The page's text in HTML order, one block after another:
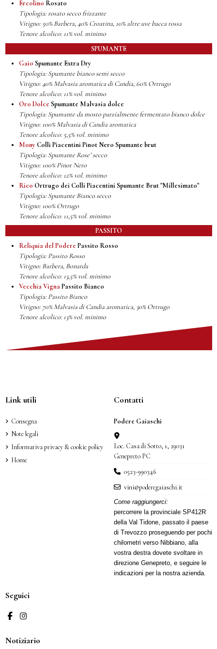
Ercolino Rosato
Tipologia: rosato secco frizzante
Vitigno: 50% Barbera, 40% Croatina, 10% altre uve bacca rossa
Tenore alcolico: 11% vol. minimo
SPUMANTE
Gaio Spumante Extra Dry
Tipologia: Spumante bianco semi secco
Vitigno: 40% Malvasia aromatica di Candia, 60% Ortrugo
Tenore alcolico: 11% vol. minimo
Oro Dolce Spumante Malvasia dolce
Tipologia: Spumante da mosto parzialmente fermentato bianco dolce
Vitigno: 100% Malvasia di Candia aromatica
Tenore alcolico: 5,5% vol. minimo
MonyColli Piacentini Pinot Nero Spumante brut
Tipologia: Spumante Rose’ secco
Vitigno: 100% Pinot Nero
Tenore alcolico: 12% vol. minimo
Rico Ortrugo dei Colli Piacentini Spumante Brut "Millesimato"
Tipologia: Spumante Bianco secco
Vitigno: 100% Ortrugo
Tenore alcolico: 11,5% vol. minimo
PASSITO
Reliquia del Podere Passito Rosso
Tipologia: Passito Rosso
Vitigno: Barbera, Bonarda
Tenore alcolico: 13,5% vol. minimo
Vecchia VignaPassito Bianco
Tipologia: Passito Bianco
Vitigno: 70% Malvasia di Candia aromatica, 30% Ortrugo
Tenore alcolico: 13% vol. minimo
Link utili
Consegna
Note legali
Informativa privacy & cookie policy
Home
Contatti
Podere Gaiaschi
Loc. Casa di Sotto, 1, 29031
Genepreto PC
0523-990346
vini@poderegaiaschi.it
Come raggiungerci:
percorrere la provinciale SP412R
della Val Tidone, passato il paese
di Trevozzo proseguendo per pochi
chilometri verso Nibbiano, alla
vostra destra dovete svoltare in
direzione Genepreto, e seguire le
indicazioni per la nostra azienda.
Seguici
Notiziario